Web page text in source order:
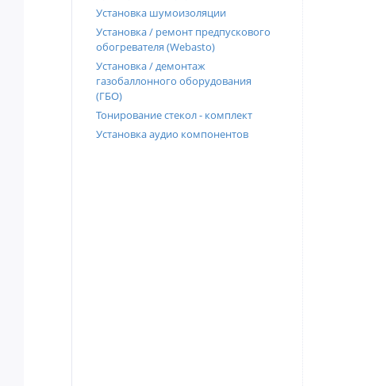
Установка шумоизоляции
Установка / ремонт предпускового
обогревателя (Webasto)
Установка / демонтаж
газобаллонного оборудования
(ГБО)
Тонирование стекол - комплект
Установка аудио компонентов